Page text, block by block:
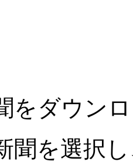
をダウン
聞を選択